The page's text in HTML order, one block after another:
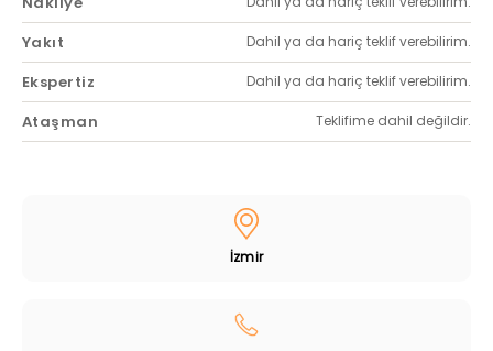
Yakıt Dahil ya da hariç teklif verebilirim.
Ekspertiz Dahil ya da hariç teklif verebilirim.
Ataşman Teklifime dahil değildir.
İzmir